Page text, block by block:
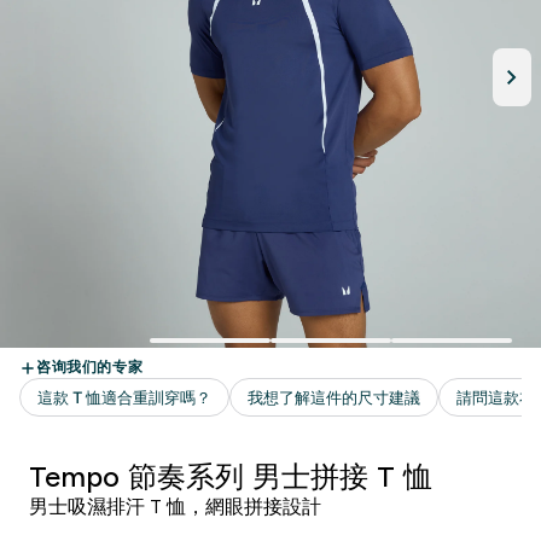
Tempo 節奏系列 男士拼接 T 恤
男士吸濕排汗 T 恤，網眼拼接設計